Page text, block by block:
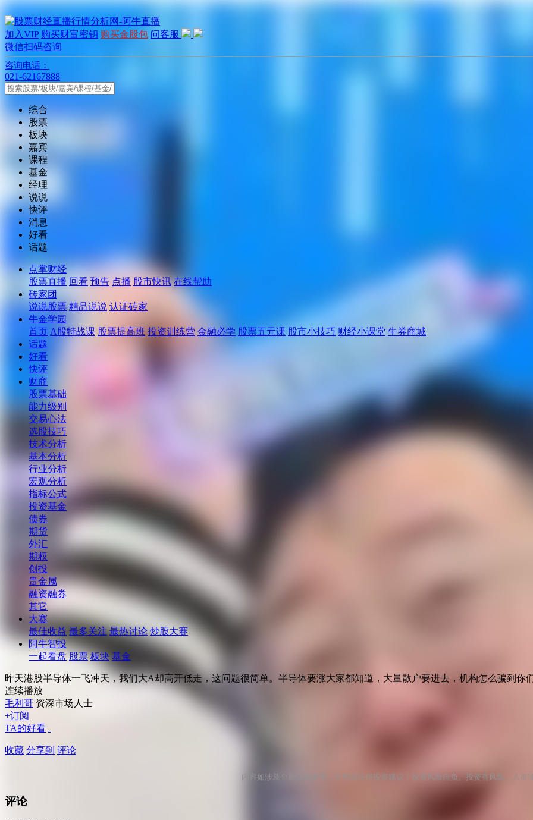
加入VIP 购买财富密钥 购买金股包 问客服
微信扫码咨询
咨询电话：
021-62167888
综合
股票
板块
嘉宾
课程
基金
经理
说说
快评
消息
好看
话题
点掌财经
股票直播 回看 预告 点播 股市快讯 在线帮助
砖家团
说说股票 精品说说 认证砖家
牛金学园
首页 A股特战课 股票提高班 投资训练营 金融必学 股票五元课 股市小技巧 财经小课堂 牛券商城
话题
好看
快评
财商
股票基础
能力级别
交易心法
选股技巧
技术分析
基本分析
行业分析
宏观分析
指标公式
投资基金
债券
期货
外汇
期权
创投
贵金属
融资融券
其它
大赛
最佳收益 最多关注 最热讨论 炒股大赛
阿牛智投
一起看盘 股票 板块 基金
昨天港股半导体一飞冲天，我们大A却高开低走，这问题很简单。半导体要涨大家都知道，大量散户要进去，机构怎么骗到你
连续播放
毛利哥 资深市场人士
+订阅
TA的好看
收藏 分享到 评论
内容如涉及个股仅供参考，不构成任何投资建议！投资风险自负。投资有风险，入市
评论